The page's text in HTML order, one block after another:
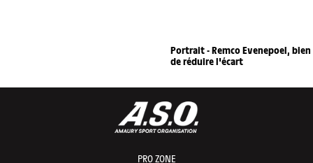
Portrait - Remco Evenepoel, bien
de réduire l'écart
PRO ZONE